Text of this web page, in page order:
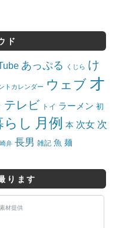
ド
あっぷる くじら け
トカレンダー ウェブ オ
テレビ トイ ラーメン 初
らし 月例 本 次女 次
弁 長男 雑記 魚 麺
ります